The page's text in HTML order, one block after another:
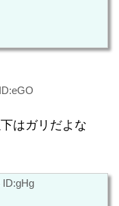
下はガリだよな
ID:gHg